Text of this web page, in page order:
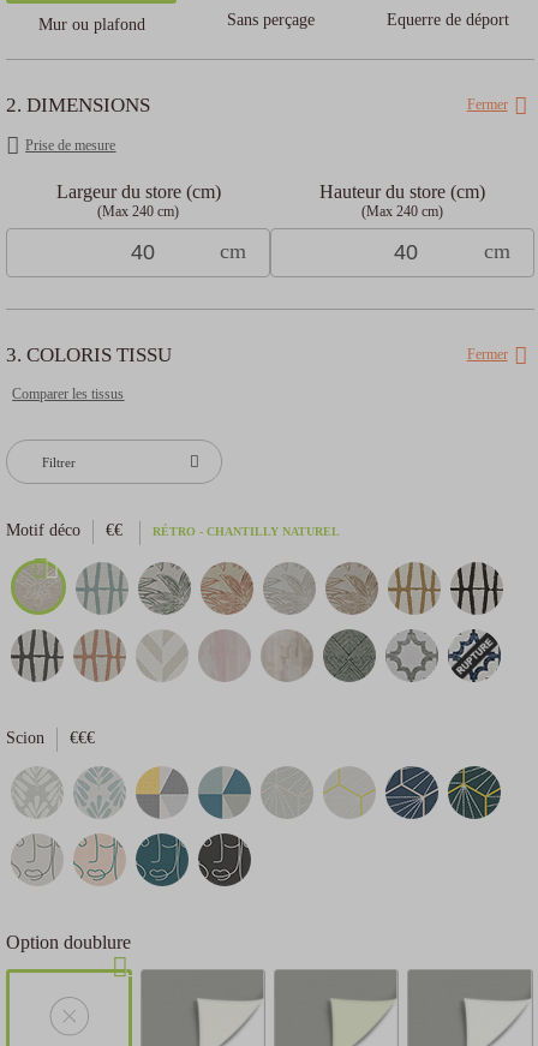
Choisissez votre moyen de financement
Mur ou plafond Sans perçage Equerre de déport
2. DIMENSIONS Fermer
Prise de mesure
Largeur du store (cm)
(Max 240 cm)
cm
Hauteur du store (cm)
(Max 240 cm)
cm
3. COLORIS TISSU Fermer
Comparer les tissus
Filtrer
Motif déco €€ RÉTRO - CHANTILLY NATUREL
Scion €€€
Option doublure